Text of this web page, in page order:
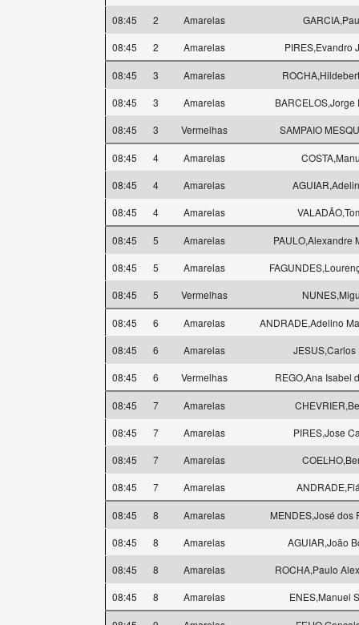
08:45
2 Amarelas
08:45
2 Amarelas PIRES,Evandro
08:45 3 Amarelas
08:45
3 Amarelas
BARCELOS,Jorge
08:45
3 Vermelhas SAMPAIO
08:45 4 Amarelas
08:45
4 Amarelas
08:45
4 Amarelas
08:45 5 Amarelas
PAULO,Alexandre
08:45
5 Amarelas
08:45
5 Vermelhas
08:45 6 Amarelas
ANDRADE,Adelino
08:45
6 Amarelas
JESUS,Carlos
08:45
6 Vermelhas REGO,Ana Isabel
08:45 7 Amarelas
08:45
7 Amarelas
PIRES,Jose
08:45
7 Amarelas
08:45
7 Amarelas
08:45 8 Amarelas
MENDES,José dos
08:45
8 Amarelas
AGUIAR,João
08:45
8 Amarelas
ROCHA,Paulo
08:45
8 Amarelas ENES,Manuel